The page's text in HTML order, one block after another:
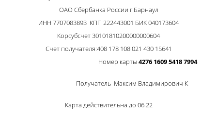
ОАО Сбербанка России г Барнаул
ИНН 7707083893 КПП 222443001 БИК 040173604
Корсубсчет 30101810200000000604
Счет получателя:408 178 108 021 430 15641
Номер карты4276 1609 5418 7994
Получатель Максим Владимирович К
Карта действительна до 06.22